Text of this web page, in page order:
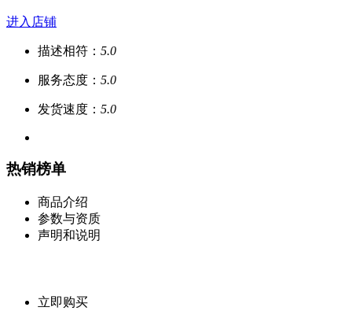
进入店铺
描述相符： 5.0
服务态度： 5.0
发货速度： 5.0
热销榜单
商品介绍
参数与资质
声明和说明
立即购买